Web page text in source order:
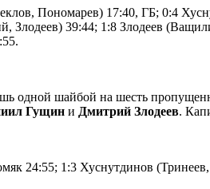
Пономарев) 17:40, ГБ; 0:4
39:44; 1:8 Злодеев
одной шайбой на шесть
Гущин и Дмитрий Злодеев.
24:55; 1:3 Хуснутдинов